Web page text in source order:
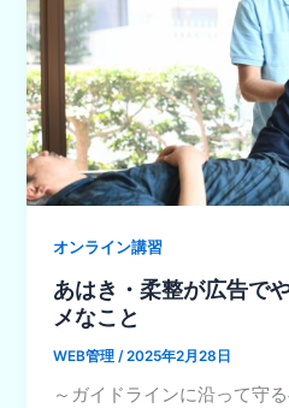
オンライン講習
あはき・柔整が広告で
メなこと
WEB管理 /2025年2月28日
～ガイドラインに沿って守